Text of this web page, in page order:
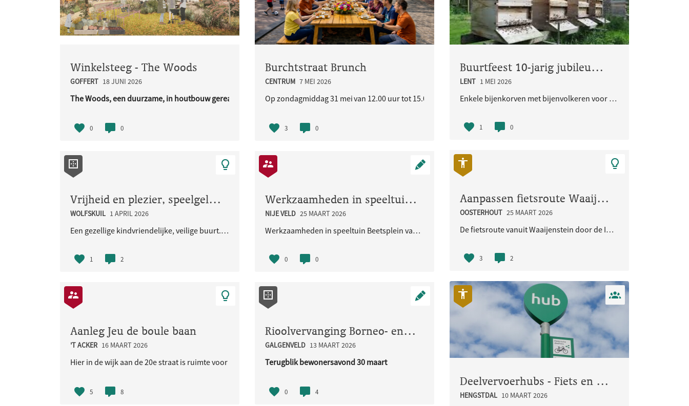
Winkelsteeg - The Woods
GOFFERT 18 JUNI 2026
The Woods, een duurzame, in houtbouw gerealiseerde buurt
0 0
Vrijheid en plezier, speelgelegenheid voor de kinderen en iedereen
WOLFSKUIL 1 APRIL 2026
Een gezellige kindvriendelijke, veilige buurt. Met veel groen en natuurlijke speelaangelegenheden...
1 2
Aanleg Jeu de boule baan
'T ACKER 16 MAART 2026
Hier in de wijk aan de 20e straat is ruimte voor een jeu de boulesbaan, dit zou een mooie plek ..
5 8
Burchtstraat Brunch
CENTRUM 7 MEI 2026
Op zondagmiddag 31 mei van 12.00 uur tot 15.00 uur staat in de Burchtstraat in N..
3 0
Werkzaamheden in speeltuin Beetsplein vanaf 30 maart 2026
NIJE VELD 25 MAART 2026
Werkzaamheden in speeltuin Beetsplein vanaf 30 maart 2026
0 0
Rioolvervanging Borneo- en Madoerastraat
GALGENVELD 13 MAART 2026
Terugblik bewonersavond 30 maart
0 4
Buurtfeest 10-jarig jubileum Woongemeenschap Eikpunt
LENT 1 MEI 2026
Enkele bijenkorven met bijenvolkeren voor de in sept. 2026 jubilerende Ecologische Woongemeenschap..
1 0
Aanpassen fietsroute Waaijenstein - Imbrexstraat - Terralaan inclusief oversteek busbaan
OOSTERHOUT 25 MAART 2026
De fietsroute vanuit Waaijenstein door de Imbrexstraat naar de Terralaan/busbaan is onduidelijk en..
3 2
Deelvervoerhubs - Fiets en Bakfiets
HENGSTDAL 10 MAART 2026